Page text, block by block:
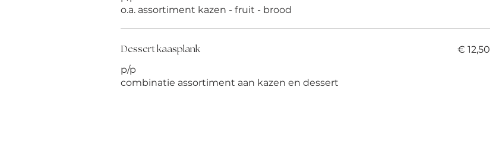
o.a. assortiment kazen - fruit - brood
Dessert kaasplank
p/p
combinatie assortiment aan kazen en dessert
€ 12,50